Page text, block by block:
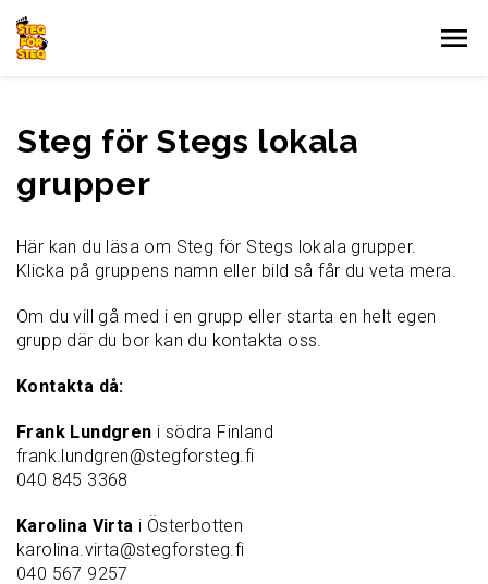
Gå till innehållet
Steg för Stegs lokala
grupper
Här kan du läsa om Steg för Stegs lokala grupper.
Klicka på gruppens namn eller bild så får du veta mera.
Om du vill gå med i en grupp eller starta en helt egen
grupp där du bor kan du kontakta oss.
Kontakta då:
Frank Lundgren i södra Finland
frank.lundgren@stegforsteg.fi
040 845 3368
Karolina Virta i Österbotten
karolina.virta@stegforsteg.fi
040 567 9257